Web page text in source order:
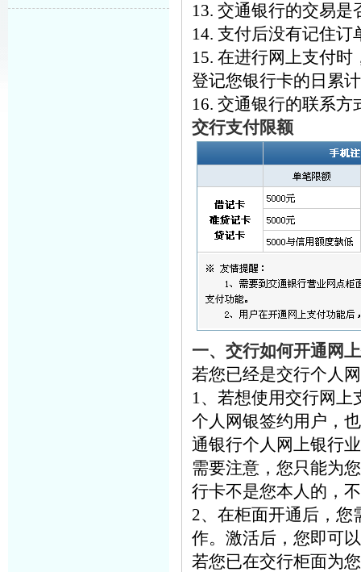
13. 交通银行的交易是
14. 支付后没有记住
15. 在进行网上支付
登记您银行卡的日累
16. 交通银行的联系方
交行支付限额
一、交行如何开通网
若您已经是交行个人
1、若想使用交行网
个人网银签约用户，
通银行个人网上银行
需要注意，您只能为
行卡不是您本人的，
2、在柜面开通后，您
作。激活后，您即可
若您已在交行柜面为